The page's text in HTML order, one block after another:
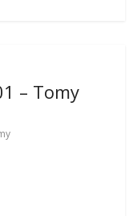
– Tomy